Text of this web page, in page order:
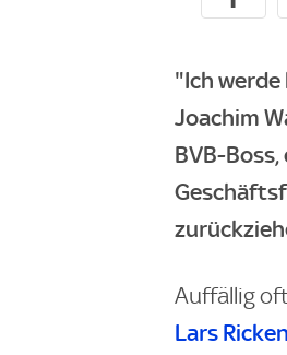
"Ich
Joachim
BVB-
Auffällig
Lars Ricken